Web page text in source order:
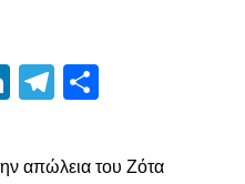
LinkedIn
Telegram
απώλεια του Ζότα